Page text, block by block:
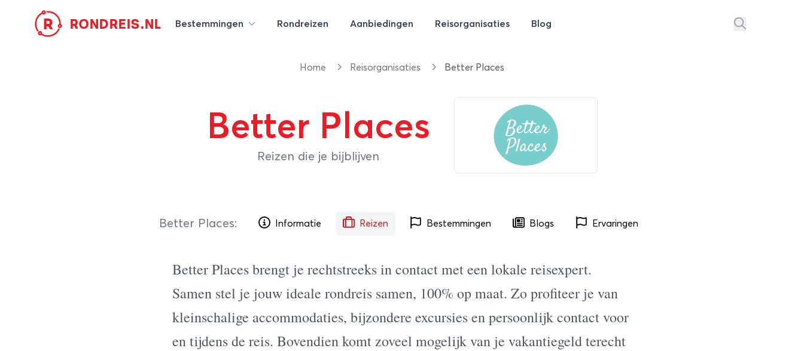
R RONDREIS.NL Bestemmingen Rondreizen Aanbiedingen Reisorganisaties Blog
Home Reisorganisaties Better Places
Better Places
Reizen die je bijblijven
Better Places: Informatie Reizen Bestemmingen Blogs Ervaringen
Better Places brengt je rechtstreeks in contact met een lokale reisexpert.
Samen stel je jouw ideale rondreis samen, 100% op maat. Zo profiteer je van
kleinschalige accommodaties, bijzondere excursies en persoonlijk contact voor
en tijdens de reis. Bovendien komt zoveel mogelijk van je vakantiegeld terecht